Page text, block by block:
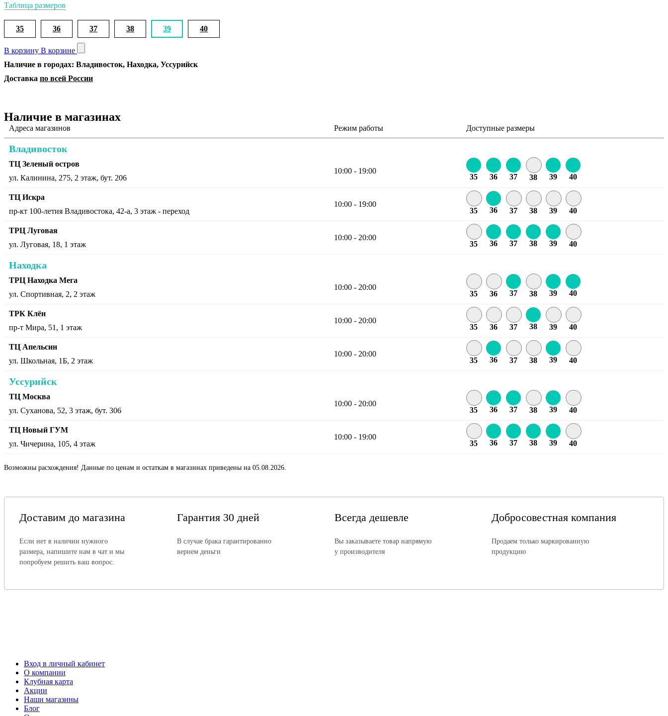
Таблица размеров
35 36 37 38 39 40
В корзину В корзине
Наличие в городах: Владивосток, Находка, Уссурийск
Доставка по всей России
Наличие в магазинах
Адреса магазинов Режим работы Доступные размеры
Владивосток
ТЦ Зеленый остров
ул. Калинина, 275, 2 этаж, бут. 206
10:00 - 19:00
35 36 37 38 39 40
ТЦ Искра
пр-кт 100-летия Владивостока, 42-а, 3 этаж - переход
10:00 - 19:00
35 36 37 38 39 40
ТРЦ Луговая
ул. Луговая, 18, 1 этаж
10:00 - 20:00
35 36 37 38 39 40
Находка
ТРЦ Находка Мега
ул. Спортивная, 2, 2 этаж
10:00 - 20:00
35 36 37 38 39 40
ТРК Клён
пр-т Мира, 51, 1 этаж
10:00 - 20:00
35 36 37 38 39 40
ТЦ Апельсин
ул. Школьная, 1Б, 2 этаж
10:00 - 20:00
35 36 37 38 39 40
Уссурийск
ТЦ Москва
ул. Суханова, 52, 3 этаж, бут. 306
10:00 - 20:00
35 36 37 38 39 40
ТЦ Новый ГУМ
ул. Чичерина, 105, 4 этаж
10:00 - 19:00
35 36 37 38 39 40
Возможны расхождения! Данные по ценам и остаткам в магазинах приведены на 05.08.2026.
Доставим до магазина
Если нет в наличии нужного
размера, напишите нам в чат и мы
попробуем решить ваш вопрос.
Гарантия 30 дней
В случае брака гарантированно
вернем деньги
Всегда дешевле
Вы заказываете товар напрямую
у производителя
Добросовестная компания
Продаем только маркированную
продукцию
Вход в личный кабинет
О компании
Клубная карта
Акции
Наши магазины
Блог